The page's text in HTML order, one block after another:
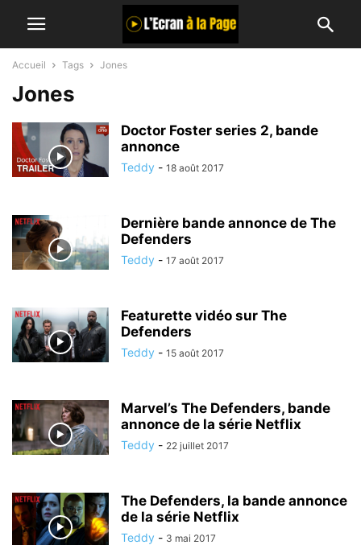
Accueil Tags Jones
Jones
Doctor Foster series 2, bande
annonce
Teddy - 18 août 2017
Dernière bande annonce de The
Defenders
Teddy - 17 août 2017
Featurette vidéo sur The
Defenders
Teddy - 15 août 2017
Marvel’s The Defenders, bande
annonce de la série Netflix
Teddy - 22 juillet 2017
The Defenders, la bande annonce
de la série Netflix
Teddy - 3 mai 2017